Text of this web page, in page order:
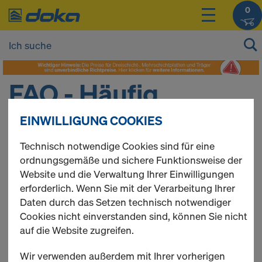
0
FAQ - Häufig
gestellte Fragen
Hier finden Sie eine Sammlung an häufig gestellten
Fragen rund um den Doka Online Shop.
QUICK LINKS
EINWILLIGUNG COOKIES
Technisch notwendige Cookies sind für eine
ordnungsgemäße und sichere Funktionsweise der
Website und die Verwaltung Ihrer Einwilligungen
erforderlich. Wenn Sie mit der Verarbeitung Ihrer
Daten durch das Setzen technisch notwendiger
Cookies nicht einverstanden sind, können Sie nicht
auf die Website zugreifen.
Wir verwenden außerdem mit Ihrer vorherigen